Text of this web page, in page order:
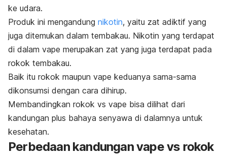
ke udara.
Produk ini mengandung nikotin, yaitu zat adiktif yang
juga ditemukan dalam tembakau. Nikotin yang terdapat
di dalam vape merupakan zat yang juga terdapat pada
rokok tembakau.
Baik itu rokok maupun vape keduanya sama-sama
dikonsumsi dengan cara dihirup.
Membandingkan rokok vs vape bisa dilihat dari
kandungan plus bahaya senyawa di dalamnya untuk
kesehatan.
Perbedaan kandungan vape vs rokok